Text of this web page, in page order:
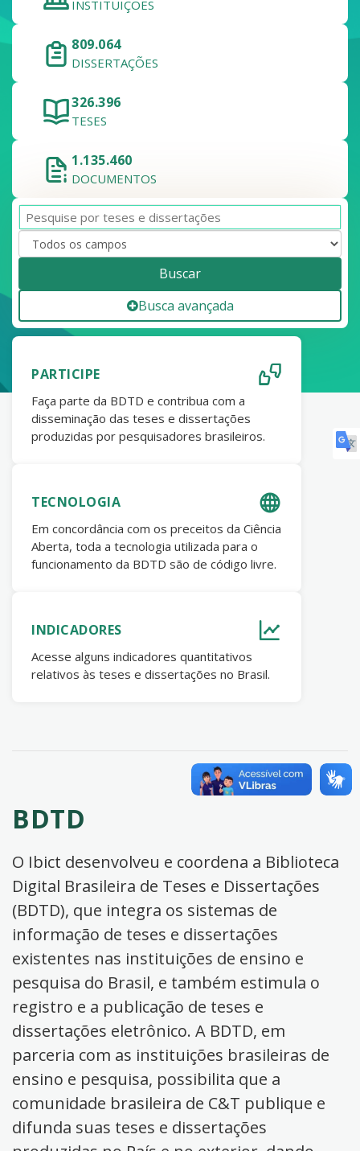
INSTITUIÇÕES
809.064
DISSERTAÇÕES
326.396
TESES
1.135.460
DOCUMENTOS
Buscar
Busca avançada
PARTICIPE
Faça parte da BDTD e contribua com a
disseminação das teses e dissertações
produzidas por pesquisadores brasileiros.
TECNOLOGIA
Em concordância com os preceitos da Ciência
Aberta, toda a tecnologia utilizada para o
funcionamento da BDTD são de código livre.
INDICADORES
Acesse alguns indicadores quantitativos
relativos às teses e dissertações no Brasil.
BDTD
O Ibict desenvolveu e coordena a Biblioteca
Digital Brasileira de Teses e Dissertações
(BDTD), que integra os sistemas de
informação de teses e dissertações
existentes nas instituições de ensino e
pesquisa do Brasil, e também estimula o
registro e a publicação de teses e
dissertações eletrônico. A BDTD, em
parceria com as instituições brasileiras de
ensino e pesquisa, possibilita que a
comunidade brasileira de C&T publique e
difunda suas teses e dissertações